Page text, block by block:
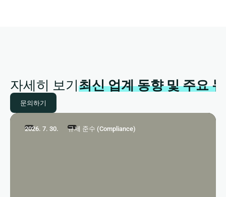
자세히 보기최신 업계 동향 및 주요
문의하기
2026. 7. 30. 규제 준수 (Compliance)